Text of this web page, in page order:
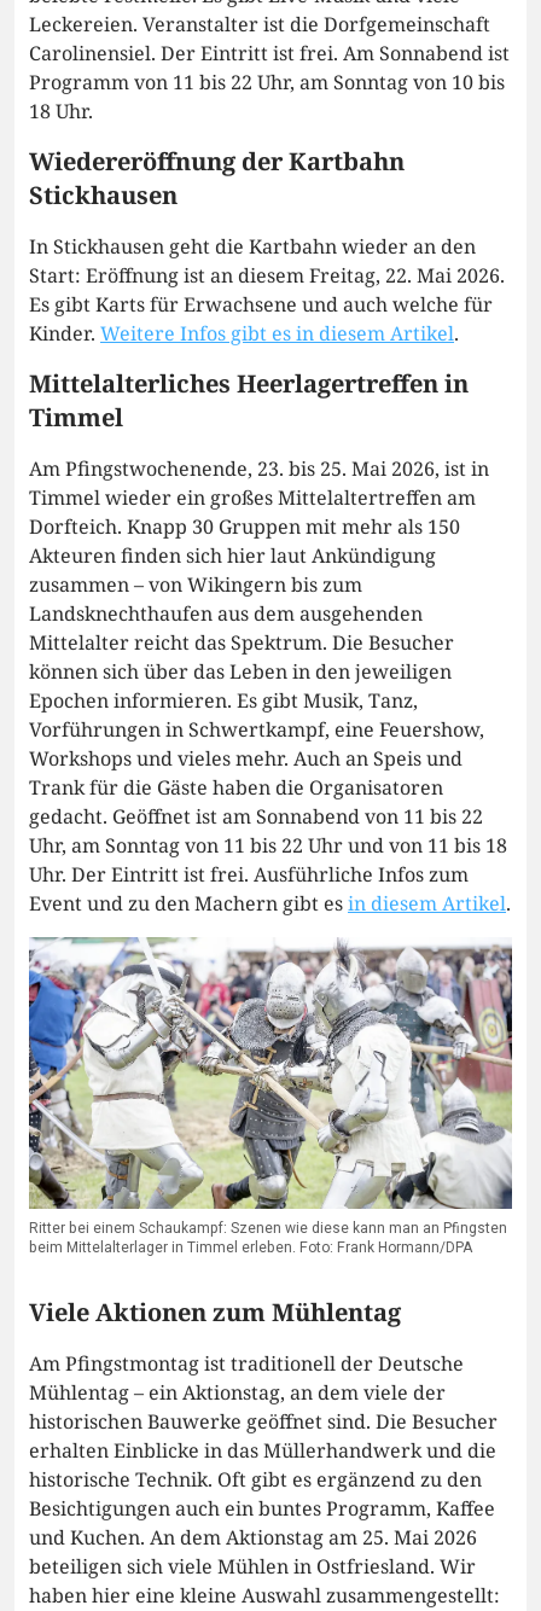
Leckereien. Veranstalter ist die Dorfgemeinschaft
Carolinensiel. Der Eintritt ist frei. Am Sonnabend ist
Programm von 11 bis 22 Uhr, am Sonntag von 10 bis
18 Uhr.
Wiedereröffnung der Kartbahn
Stickhausen
In Stickhausen geht die Kartbahn wieder an den
Start: Eröffnung ist an diesem Freitag, 22. Mai 2026.
Es gibt Karts für Erwachsene und auch welche für
Kinder. Weitere Infos gibt es in diesem Artikel.
Mittelalterliches Heerlagertreffen in
Timmel
Am Pfingstwochenende, 23. bis 25. Mai 2026, ist in
Timmel wieder ein großes Mittelaltertreffen am
Dorfteich. Knapp 30 Gruppen mit mehr als 150
Akteuren finden sich hier laut Ankündigung
zusammen – von Wikingern bis zum
Landsknechthaufen aus dem ausgehenden
Mittelalter reicht das Spektrum. Die Besucher
können sich über das Leben in den jeweiligen
Epochen informieren. Es gibt Musik, Tanz,
Vorführungen in Schwertkampf, eine Feuershow,
Workshops und vieles mehr. Auch an Speis und
Trank für die Gäste haben die Organisatoren
gedacht. Geöffnet ist am Sonnabend von 11 bis 22
Uhr, am Sonntag von 11 bis 22 Uhr und von 11 bis 18
Uhr. Der Eintritt ist frei. Ausführliche Infos zum
Event und zu den Machern gibt esin diesem Artikel.
Ritter bei einem Schaukampf: Szenen wie diese kann man an Pfingsten
beim Mittelalterlager in Timmel erleben. Foto: Frank Hormann/DPA
Viele Aktionen zum Mühlentag
Am Pfingstmontag ist traditionell der Deutsche
Mühlentag – ein Aktionstag, an dem viele der
historischen Bauwerke geöffnet sind. Die Besucher
erhalten Einblicke in das Müllerhandwerk und die
historische Technik. Oft gibt es ergänzend zu den
Besichtigungen auch ein buntes Programm, Kaffee
und Kuchen. An dem Aktionstag am 25. Mai 2026
beteiligen sich viele Mühlen in Ostfriesland. Wir
haben hier eine kleine Auswahl zusammengestellt: